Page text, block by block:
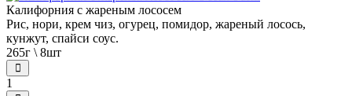
Калифорния с жареным лососем
Рис, нори, крем чиз, огурец, помидор, жареный лосось,
кунжут, спайси соус.
265г \ 8шт
1